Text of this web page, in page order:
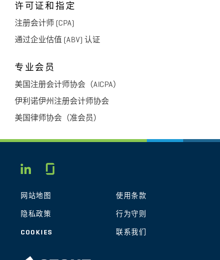
许可证和指定
注册会计师 (CPA)
通过企业估值 (ABV) 认证
专业会员
美国注册会计师协会（AICPA）
伊利诺伊州注册会计师协会
美国律师协会（准会员）
LINKEDIN
网站地图 使用条款
隐私政策 行为守则
COOKIES 联系我们
STOUT LOGO